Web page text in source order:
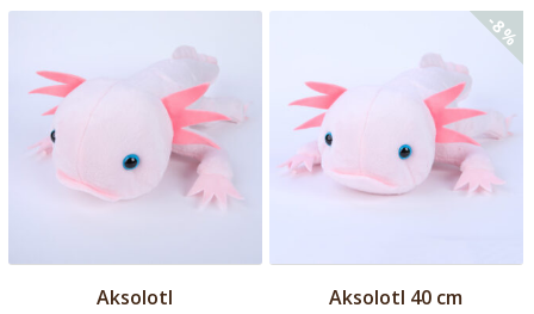
Aksolotl Aksolotl 40 cm
-8%